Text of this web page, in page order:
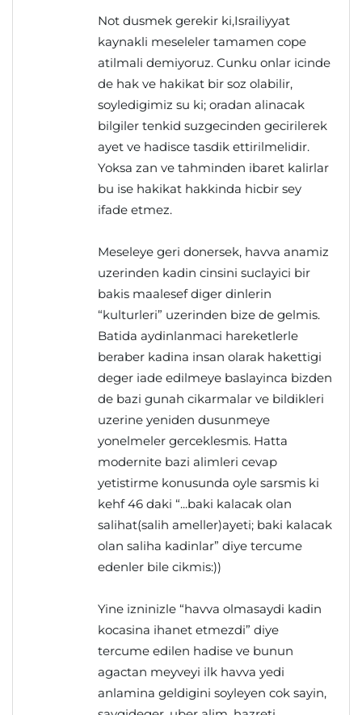
Not dusmek gerekir ki,Israiliyyat
kaynakli meseleler tamamen cope
atilmali demiyoruz. Cunku onlar icinde
de hak ve hakikat bir soz olabilir,
soyledigimiz su ki; oradan alinacak
bilgiler tenkid suzgecinden gecirilerek
ayet ve hadisce tasdik ettirilmelidir.
Yoksa zan ve tahminden ibaret kalirlar
bu ise hakikat hakkinda hicbir sey
ifade etmez.
Meseleye geri donersek, havva anamiz
uzerinden kadin cinsini suclayici bir
bakis maalesef diger dinlerin
“kulturleri” uzerinden bize de gelmis.
Batida aydinlanmaci hareketlerle
beraber kadina insan olarak hakettigi
deger iade edilmeye baslayinca bizden
de bazi gunah cikarmalar ve bildikleri
uzerine yeniden dusunmeye
yonelmeler gerceklesmis. Hatta
modernite bazi alimleri cevap
yetistirme konusunda oyle sarsmis ki
kehf 46 daki “...baki kalacak olan
salihat(salih ameller)ayeti; baki kalacak
olan saliha kadinlar” diye tercume
edenler bile cikmis:))
Yine izninizle “havva olmasaydi kadin
kocasina ihanet etmezdi” diye
tercume edilen hadise ve bunun
agactan meyveyi ilk havva yedi
anlamina geldigini soyleyen cok sayin,